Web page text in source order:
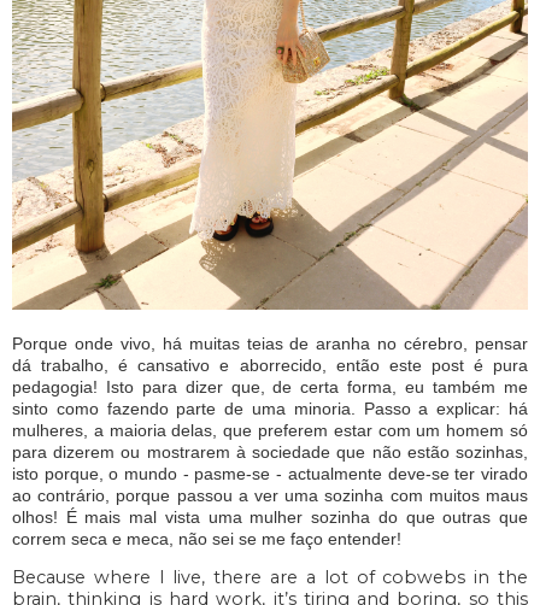
Porque onde vivo, há muitas teias de aranha no cérebro, pensar
dá trabalho, é cansativo e aborrecido, então este post é pura
pedagogia! Isto para dizer que, de certa forma, eu também me
sinto como fazendo parte de uma minoria. Passo a explicar: há
mulheres, a maioria delas, que preferem estar com um homem só
para dizerem ou mostrarem à sociedade que não estão sozinhas,
isto porque, o mundo - pasme-se - actualmente deve-se ter virado
ao contrário, porque passou a ver uma sozinha com muitos maus
olhos! É mais mal vista uma mulher sozinha do que outras que
correm seca e meca, não sei se me faço entender!
Because where I live, there are a lot of cobwebs in the
brain, thinking is hard work, it’s tiring and boring, so this